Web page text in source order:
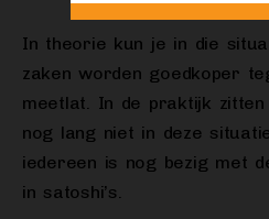
In theorie kun je in die
zaken worden goedkoper
meetlat. In de praktijk
nog lang niet in deze
iedereen is nog bezig met
in satoshi’s.